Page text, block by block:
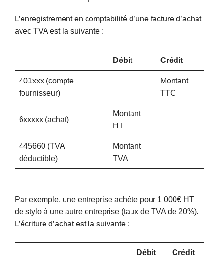
L’enregistrement en comptabilité d’une facture d’achat
avec TVA est la suivante :
Débit Crédit
401xxx (compte
fournisseur)
Montant
TTC
6xxxxx (achat)
Montant
HT
445660 (TVA
déductible)
Montant
TVA
Par exemple, une entreprise achète pour 1 000€ HT
de stylo à une autre entreprise (taux de TVA de 20%).
L’écriture d’achat est la suivante :
Débit Crédit